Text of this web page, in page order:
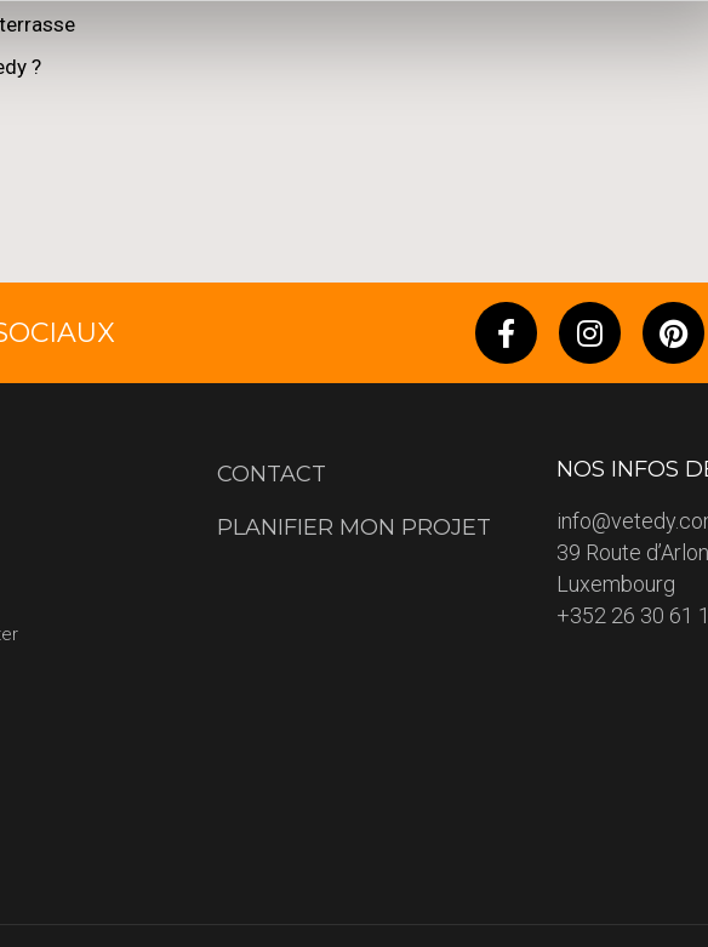
?
CONTACT
PLANIFIER MON PROJET
NOS INFOS
39 Route
Luxembourg
+352 26 30 61 1